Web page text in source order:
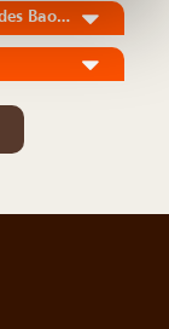
Madagascar Authentique à l’ombre des Baobabs